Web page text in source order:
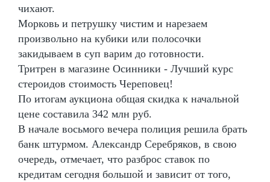
чихают.
Морковь и петрушку чистим и нарезаем
произвольно на кубики или полосочки
закидываем в суп варим до готовности.
Тритрен в магазине Осинники - Лучший курс
стероидов стоимость Череповец!
По итогам аукциона общая скидка к начальной
цене составила 342 млн руб.
В начале восьмого вечера полиция решила брать
банк штурмом. Александр Серебряков, в свою
очередь, отмечает, что разброс ставок по
кредитам сегодня большой и зависит от того,